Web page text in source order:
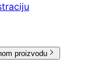
proizvodu